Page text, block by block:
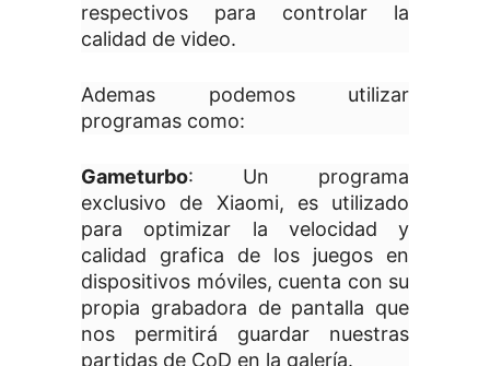
respectivos para controlar la
calidad de video.
Ademas podemos utilizar
programas como:
Gameturbo: Un programa
exclusivo de Xiaomi, es utilizado
para optimizar la velocidad y
calidad grafica de los juegos en
dispositivos móviles, cuenta con su
propia grabadora de pantalla que
nos permitirá guardar nuestras
partidas de CoD en la galería.